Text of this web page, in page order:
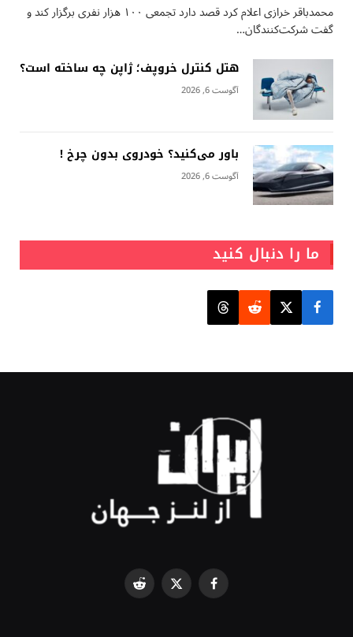
محمدباقر خرازی اعلام کرد قصد دارد تجمعی ۱۰۰ هزار نفری برگزار کند و
گفت شرکت‌کنندگان…
هتل کنترل خروپف؛ ژاپن چه ساخته است؟
آگوست 6, 2026
باور می‌کنید؟ خودروی بدون چرخ !
آگوست 6, 2026
ما را دنبال کنید
Facebook
X
Reddit